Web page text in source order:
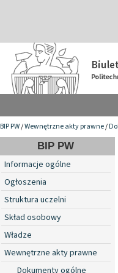
BIP PW/Wewnętrzne akty prawne/
BIP PW
Informacje ogólne
Ogłoszenia
Struktura uczelni
Skład osobowy
Władze
Wewnętrzne akty prawne
Dokumenty ogólne